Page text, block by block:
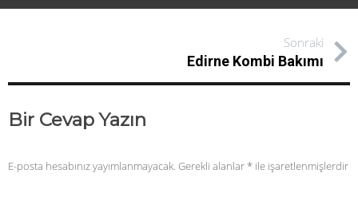
Sonraki
Edirne Kombi Bakımı
Bir Cevap Yazın
E-posta hesabınız yayımlanmayacak. Gerekli alanlar* ile işaretlenmişlerdir